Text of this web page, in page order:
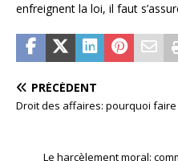
enfreignent la loi, il faut
PRÉCÉDENT
Droit des affaires: pourquoi
Le harcèlement moral: